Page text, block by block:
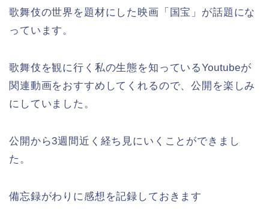
歌舞伎の世界を題材にした映画「国宝」が話題にな
っています。
歌舞伎を観に行く私の生態を知っているYoutubeが
関連動画をおすすめしてくれるので、公開を楽しみ
にしていました。
公開から3週間近く経ち見にいくことができまし
た。
備忘録がわりに感想を記録しておきます